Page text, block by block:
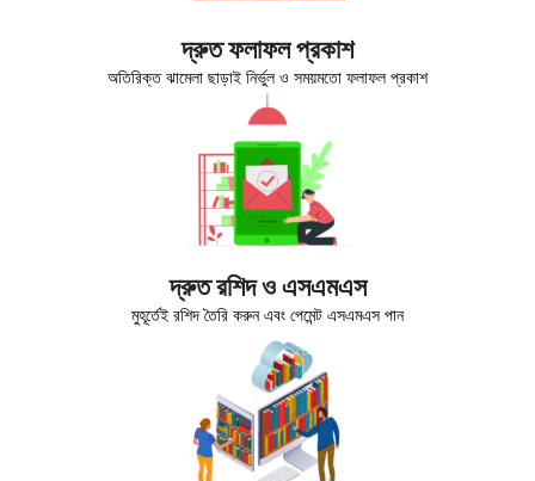
দ্রুত ফলাফল প্রকাশ
অতিরিক্ত ঝামেলা ছাড়াই নির্ভুল ও সময়মতো ফলাফল প্রকাশ
দ্রুত রশিদ ও এসএমএস
মুহূর্তেই রশিদ তৈরি করুন এবং পেমেন্ট এসএমএস পান